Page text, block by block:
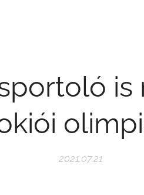
is
2021.07.21